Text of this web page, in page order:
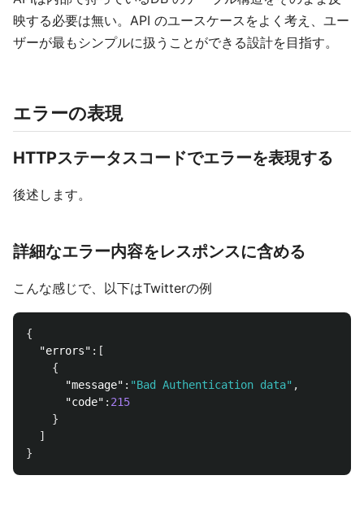
映する必要は無い。API のユースケースをよく考え、ユー
ザーが最もシンプルに扱うことができる設計を目指す。
エラーの表現
HTTPステータスコードでエラーを表現する
後述します。
詳細なエラー内容をレスポンスに含める
こんな感じで、以下はTwitterの例
{
"errors" :[
{
"message" : "Bad Authentication data" ,
"code" : 215
}
]
}